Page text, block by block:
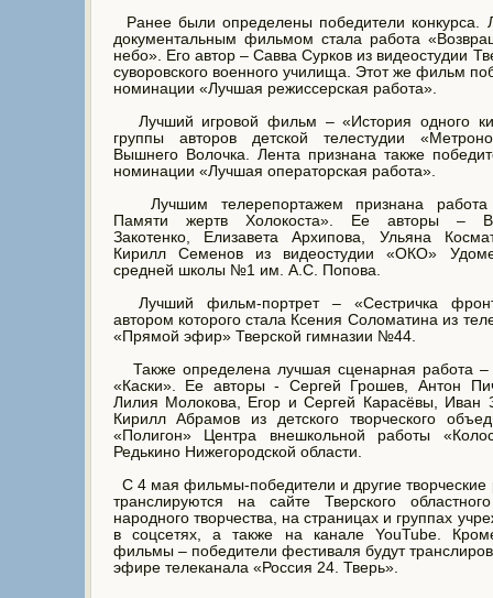
Ранее были определены победители конкурса.
документальным фильмом стала работа
небо». Его автор – Савва Сурков из видеостудии
суворовского военного училища. Этот же фильм
номинации «Лучшая режиссерская работа».
Лучший игровой фильм – «История одного
группы авторов детской телестудии
Вышнего Волочка. Лента признана также
номинации «Лучшая операторская работа».
Лучшим телерепортажем признана работа
Памяти жертв Холокоста». Ее авторы –
Закотенко, Елизавета Архипова, Ульяна
Кирилл Семенов из видеостудии «ОКО»
средней школы №1 им. А.С. Попова.
Лучший фильм-портрет – «Сестричка
автором которого стала Ксения Соломатина из
«Прямой эфир» Тверской гимназии №44.
Также определена лучшая сценарная работа
«Каски». Ее авторы - Сергей Грошев, Антон
Лилия Молокова, Егор и Сергей Карасёвы, Иван
Кирилл Абрамов из детского творческого
«Полигон» Центра внешкольной работы
Редькино Нижегородской области.
С 4 мая фильмы-победители и другие творческие
транслируются на сайте Тверского
народного творчества, на страницах и группах
в соцсетях, а также на канале YouTube.
фильмы – победители фестиваля будут
эфире телеканала «Россия 24. Тверь».